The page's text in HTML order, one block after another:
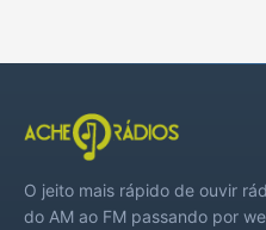
O jeito mais rápido de ouvir
do AM ao FM passando por